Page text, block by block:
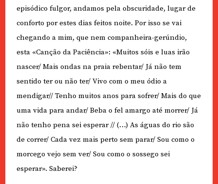
episódico fulgor, andamos pela obscuridade, lugar de
conforto por estes dias feitos noite. Por isso se vai
chegando a mim, que nem companheira-gerúndio,
esta «Canção da Paciência»: «Muitos sóis e luas irão
nascer/ Mais ondas na praia rebentar/ Já não tem
sentido ter ou não ter/ Vivo com o meu ódio a
mendigar// Tenho muitos anos para sofrer/ Mais do que
uma vida para andar/ Beba o fel amargo até morrer/ Já
não tenho pena sei esperar // (…) As águas do rio são
de correr/ Cada vez mais perto sem parar/ Sou como o
morcego vejo sem ver/ Sou como o sossego sei
esperar». Saberei?